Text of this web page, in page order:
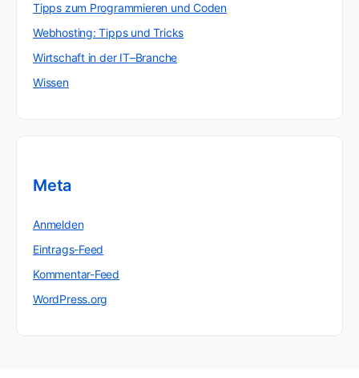
Tipps zum Programmieren und Coden
Webhosting: Tipps und Tricks
Wirtschaft in der IT–Branche
Wissen
Meta
Anmelden
Eintrags-Feed
Kommentar-Feed
WordPress.org